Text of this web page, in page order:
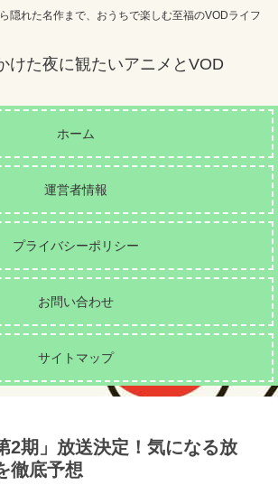
隠れた名作まで、おうちで楽しむ至福のVODライフ
けた夜に観たいアニメとVOD
ホーム
運営者情報
プライバシーポリシー
お問い合わせ
サイトマップ
2期」放送決定！気になる放
徹底予想